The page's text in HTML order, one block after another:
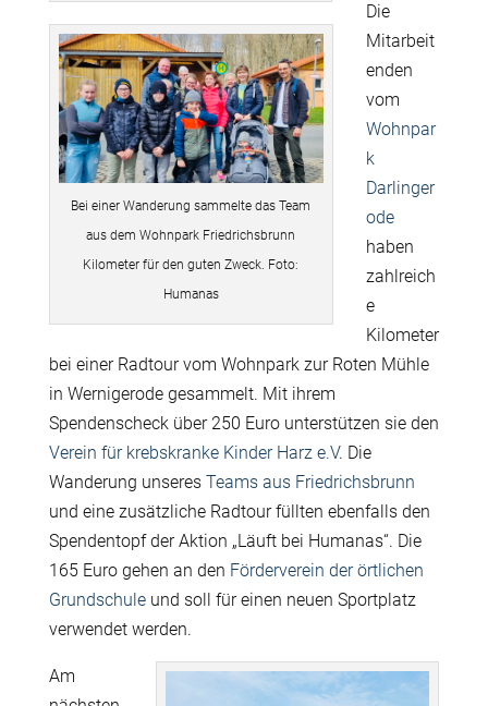
Bei einer Wanderung sammelte das Team
aus dem Wohnpark Friedrichsbrunn
Kilometer für den guten Zweck. Foto:
Humanas
Die
Mitarbeit
enden
vom
Wohnpar
k
Darlinger
ode
haben
zahlreich
e
Kilometer
bei einer Radtour vom Wohnpark zur Roten Mühle
in Wernigerode gesammelt. Mit ihrem
Spendenscheck über 250 Euro unterstützen sie den
Verein für krebskranke Kinder Harz e.V. Die
Wanderung unseres Teams aus Friedrichsbrunn
und eine zusätzliche Radtour füllten ebenfalls den
Spendentopf der Aktion „Läuft bei Humanas“. Die
165 Euro gehen an den Förderverein der örtlichen
Grundschuleund soll für einen neuen Sportplatz
verwendet werden.
Am